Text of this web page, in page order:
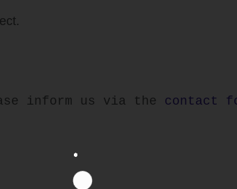
inform us via the contact